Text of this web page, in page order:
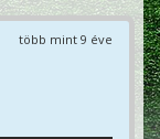
több mint 9 éve